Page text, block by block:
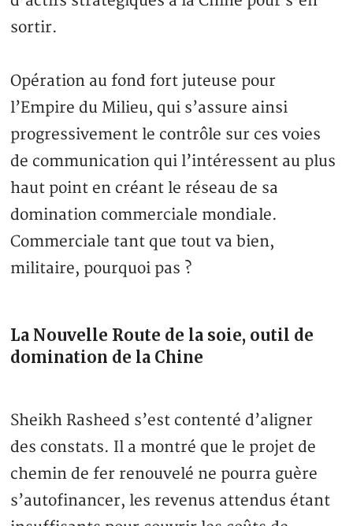
sortir.
Opération au fond fort juteuse pour
l’Empire du Milieu, qui s’assure ainsi
progressivement le contrôle sur ces voies
de communication qui l’intéressent au plus
haut point en créant le réseau de sa
domination commerciale mondiale.
Commerciale tant que tout va bien,
militaire, pourquoi pas ?
La Nouvelle Route de la soie, outil de
domination de la Chine
Sheikh Rasheed s’est contenté d’aligner
des constats. Il a montré que le projet de
chemin de fer renouvelé ne pourra guère
s’autofinancer, les revenus attendus étant